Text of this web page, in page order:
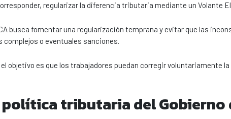
regularizar la diferencia tributaria mediante un Volante
busca fomentar una regularización temprana y evitar que las
o eventuales sanciones.
objetivo es que los trabajadores puedan corregir voluntariamente
tributaria del Gobierno